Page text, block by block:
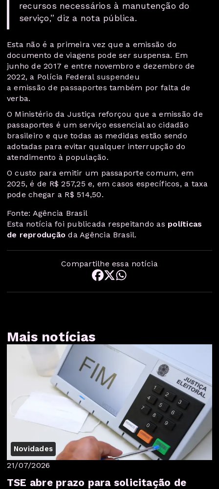
recursos necessários à manutenção do
serviço,” diz a nota pública.
Esta não é a primeira vez que a emissão do
documento de viagens pode ser suspensa. Em
junho de 2017 e entre novembro e dezembro de
2022, a Polícia Federal suspendeu
a emissão de passaportes também por falta de
verba.
O Ministério da Justiça reforçou que a emissão de
passaportes é um serviço essencial ao cidadão
brasileiro e que todas as medidas estão sendo
adotadas para evitar qualquer interrupção do
atendimento à população.
O custo para emitir um passaporte comum, em
2025, é de R$ 257,25 e, em casos específicos, a taxa
pode chegar a R$ 514,50.
Fonte: Agência Brasil
Esta notícia foi publicada respeitando as políticas
de reprodução da Agência Brasil.
Compartilhe essa notícia
Mais notícias
Novidades
21/07/2026
TSE abre prazo para solicitação de